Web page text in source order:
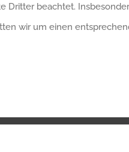
beachtet.
wir um einen